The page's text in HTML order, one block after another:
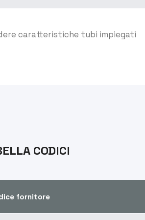
caratteristiche tubi impiegati
CODICI
fornitore